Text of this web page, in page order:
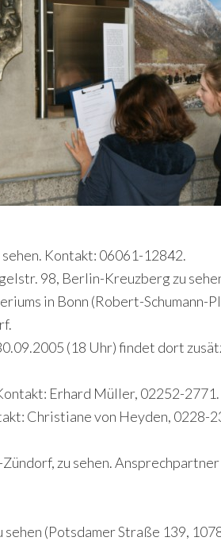
Kontakt: 06061-12842.
98, Berlin-Kreuzberg zu
in Bonn (Robert-Schumann-
(18 Uhr) findet dort
Erhard Müller, 02252-2771.
Christiane von Heyden, 0228-
zu sehen.
sehen (Potsdamer Straße 139,